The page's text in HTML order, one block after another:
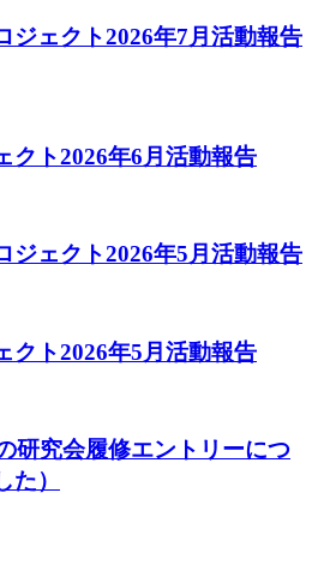
ジェクト2026年7月活動報告
クト2026年6月活動報告
ジェクト2026年5月活動報告
クト2026年5月活動報告
研究会履修エントリーにつ
）